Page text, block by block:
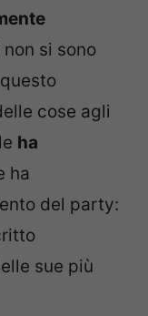
si sono
cose agli
ha
ha
del party:
sue più